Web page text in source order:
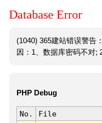
Database Error
(1040) 365建站错误警告
因：1、数据库密码不对;
PHP Debug
No. File